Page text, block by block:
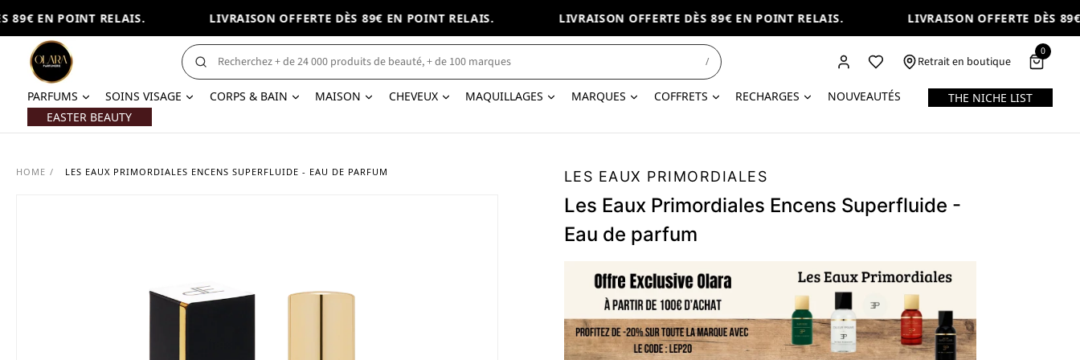
EN POINT RELAIS. LIVRAISON OFFERTE DÈS 89€ EN POINT RELAIS. LIVRAISON OFFERTE DÈS 89€ EN POINT RELAIS. LIVRAISON OFFERTE DÈS 89€
/ Retrait en boutique
0
PARFUMS SOINS VISAGE CORPS & BAIN MAISON CHEVEUX MAQUILLAGES MARQUES COFFRETS RECHARGES NOUVEAUTÉS
THE NICHE LIST
EASTER BEAUTY
HOME / LES EAUX PRIMORDIALES ENCENS SUPERFLUIDE - EAU DE PARFUM LES EAUX PRIMORDIALES
Les Eaux Primordiales Encens Superfluide -
Eau de parfum